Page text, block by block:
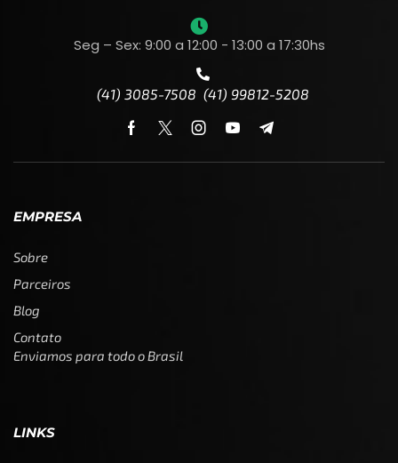
Seg – Sex: 9:00 a 12:00 - 13:00 a 17:30hs
(41) 3085-7508 (41) 99812-5208
EMPRESA
Sobre
Parceiros
Blog
Contato
Enviamos para todo o Brasil
LINKS